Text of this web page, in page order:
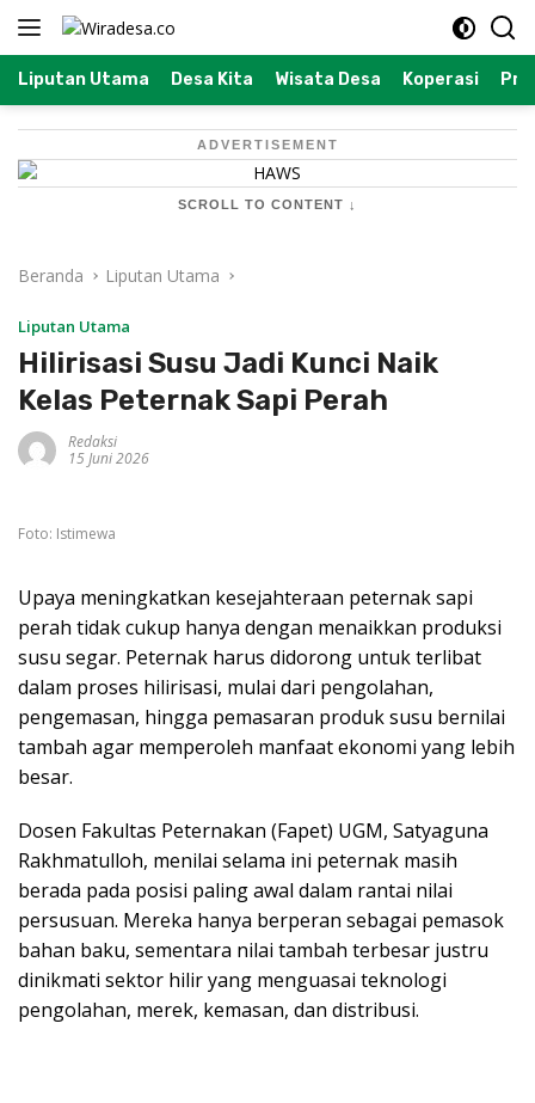
Langsung
Liputan Utama Desa Kita Wisata Desa Koperasi
ADVERTISEMENT
SCROLL TO CONTENT ↓
Beranda Liputan Utama
Liputan Utama
Hilirisasi Susu Jadi Kunci Naik
Kelas Peternak Sapi Perah
Redaksi
15 Juni 2026
Foto: Istimewa
Upaya meningkatkan kesejahteraan peternak sapi
perah tidak cukup hanya dengan menaikkan produksi
susu segar. Peternak harus didorong untuk terlibat
dalam proses hilirisasi, mulai dari pengolahan,
pengemasan, hingga pemasaran produk susu bernilai
tambah agar memperoleh manfaat ekonomi yang lebih
besar.
Dosen Fakultas Peternakan (Fapet) UGM, Satyaguna
Rakhmatulloh, menilai selama ini peternak masih
berada pada posisi paling awal dalam rantai nilai
persusuan. Mereka hanya berperan sebagai pemasok
bahan baku, sementara nilai tambah terbesar justru
dinikmati sektor hilir yang menguasai teknologi
pengolahan, merek, kemasan, dan distribusi.